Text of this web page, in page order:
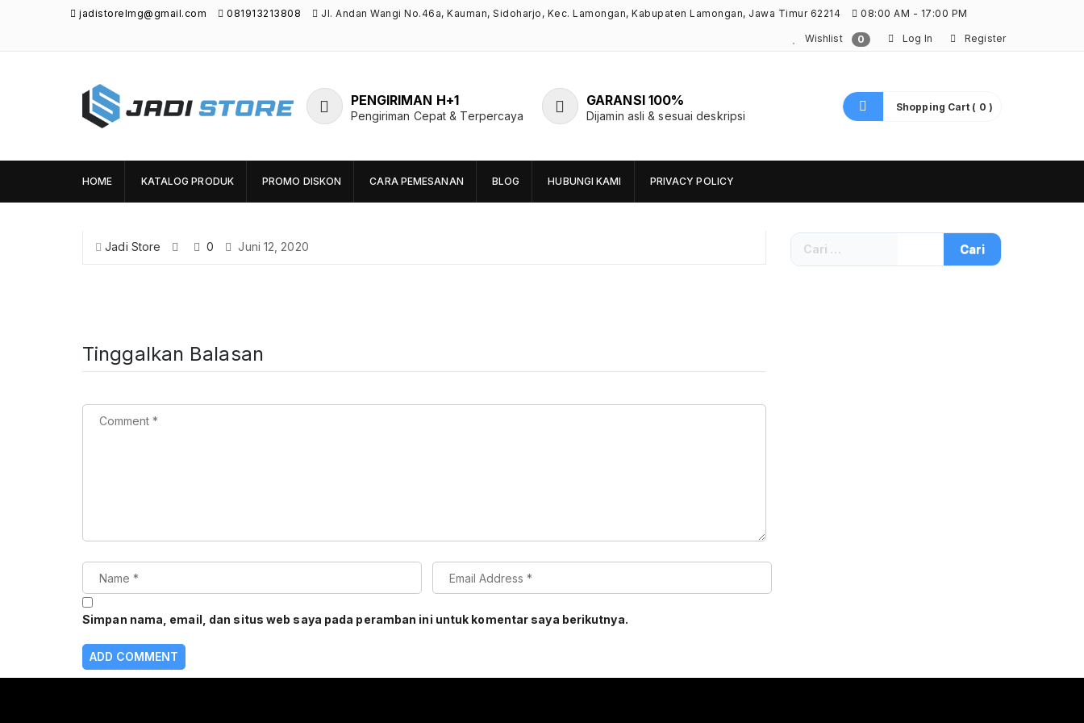
jadistorelmg@gmail.com 081913213808 Jl. Andan Wangi No.46a, Kauman, Sidoharjo, Kec. Lamongan, Kabupaten Lamongan, Jawa Timur 62214 08:00 AM - 17:00 PM
Wishlist 0 Log In Register
Jadi Store
Unik di Lamongan
PENGIRIMAN H+1
Pengiriman Cepat & Terpercaya
GARANSI 100%
Dijamin asli & sesuai deskripsi
Shopping Cart ( 0 )
HOME KATALOG PRODUK PROMO DISKON CARA PEMESANAN BLOG HUBUNGI KAMI PRIVACY POLICY
Jadi Store 0 Juni 12, 2020
Tinggalkan Balasan
Simpan nama, email, dan situs web saya pada peramban ini untuk komentar saya berikutnya.
Cari
untuk: